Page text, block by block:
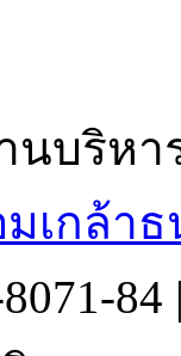
นบริห
เกล้า
84